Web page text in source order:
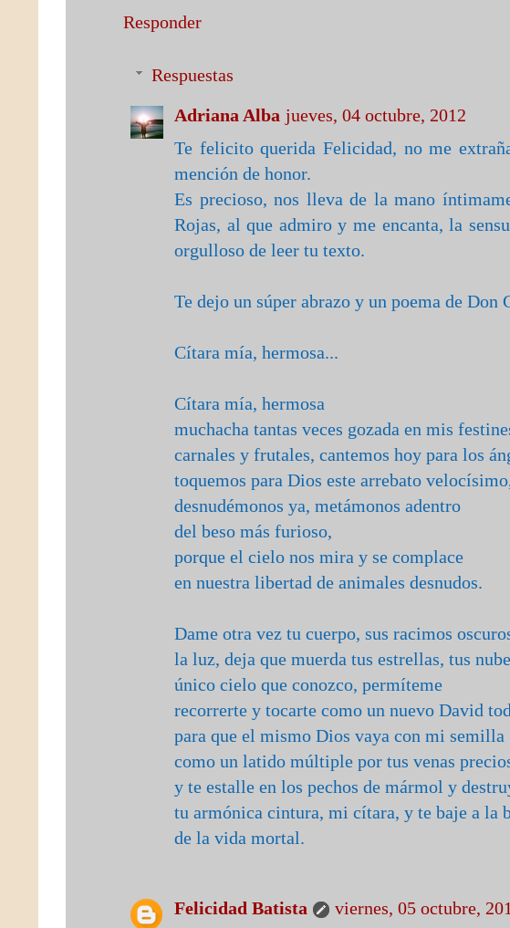
Responder
Respuestas
Adriana Alba jueves, 04 octubre, 2012
Te felicito querida Felicidad, no me
mención de honor.
Es precioso, nos lleva de la mano
Rojas, al que admiro y me encanta, la
orgulloso de leer tu texto.
Te dejo un súper abrazo y un poema de Don
Cítara mía, hermosa...
Cítara mía, hermosa
muchacha tantas veces gozada en mis
carnales y frutales, cantemos hoy para los
toquemos para Dios este arrebato
desnudémonos ya, metámonos adentro
del beso más furioso,
porque el cielo nos mira y se complace
en nuestra libertad de animales desnudos.
Dame otra vez tu cuerpo, sus racimos
la luz, deja que muerda tus estrellas, tus
único cielo que conozco, permíteme
recorrerte y tocarte como un nuevo David
para que el mismo Dios vaya con mi semilla
como un latido múltiple por tus venas
y te estalle en los pechos de mármol y
tu armónica cintura, mi cítara, y te baje a la
de la vida mortal.
Felicidad Batista
viernes, 05 octubre,